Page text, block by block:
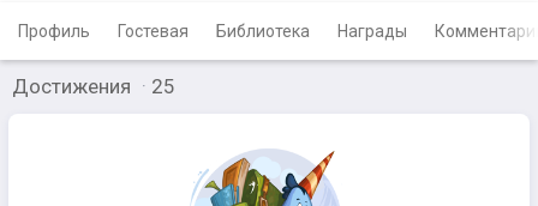
Профиль Гостевая Библиотека Награды
Достижения · 25